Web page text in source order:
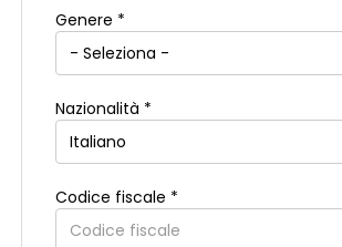
Regione di residenza *
Città di residenza
Indirizzo di residenza
Genere *
Nazionalità *
Codice fiscale *